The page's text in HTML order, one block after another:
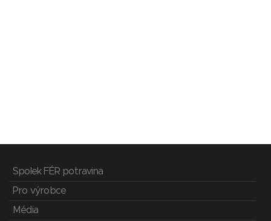
Spolek FÉR potravina
Pro výrobce
Média